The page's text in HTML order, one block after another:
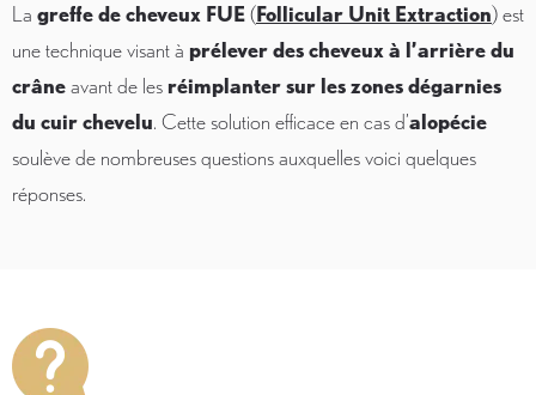
La greffe de cheveux FUE(Follicular Unit Extraction) est
une technique visant à prélever des cheveux à l’arrière du
crâneavant de lesréimplanter sur les zones dégarnies
du cuir chevelu. Cette solution efficace en cas d’alopécie
soulève de nombreuses questions auxquelles voici quelques
réponses.